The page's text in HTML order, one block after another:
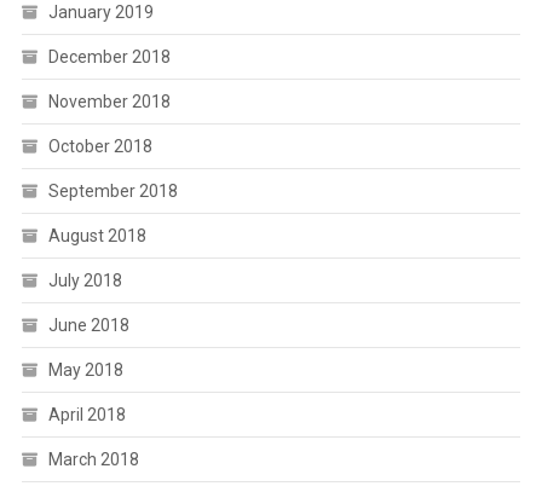
January 2019
December 2018
November 2018
October 2018
September 2018
August 2018
July 2018
June 2018
May 2018
April 2018
March 2018